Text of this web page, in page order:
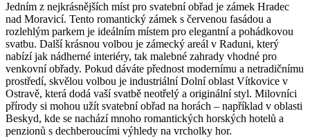
Jedním z nejkrásnějších míst pro svatební obřad je zámek Hradec
nad Moravicí. Tento romantický zámek s červenou fasádou a
rozlehlým parkem je ideálním místem pro elegantní a pohádkovou
svatbu. Další krásnou volbou je zámecký areál v Raduni, který
nabízí jak nádherné interiéry, tak malebné zahrady vhodné pro
venkovní obřady. Pokud dáváte přednost modernímu a netradičnímu
prostředí, skvělou volbou je industriální Dolní oblast Vítkovice v
Ostravě, která dodá vaší svatbě neotřelý a originální styl. Milovníci
přírody si mohou užít svatební obřad na horách – například v oblasti
Beskyd, kde se nachází mnoho romantických horských hotelů a
penzionů s dechberoucími výhledy na vrcholky hor.